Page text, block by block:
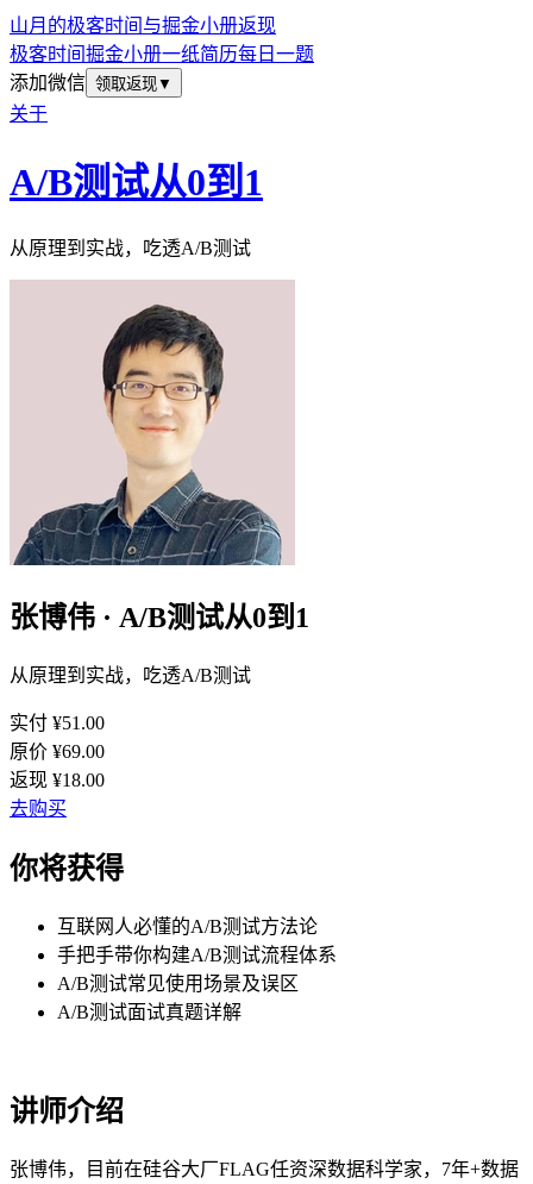
山月的极客时间与掘金小册返现
极客时间掘金小册一纸简历每日一题
添加微信 领取返现▼
关于
A/B测试从0到1
从原理到实战，吃透A/B测试
张博伟 · A/B测试从0到1
从原理到实战，吃透A/B测试
实付 ¥51.00
原价 ¥69.00
返现 ¥18.00
去购买
你将获得
互联网人必懂的A/B测试方法论
手把手带你构建A/B测试流程体系
A/B测试常见使用场景及误区
A/B测试面试真题详解
讲师介绍
张博伟，目前在硅谷大厂FLAG任资深数据科学家，7年+数据